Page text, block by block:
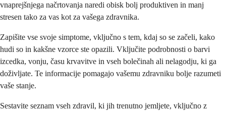
vnaprejšnjega načrtovanja naredi obisk bolj produktiven in manj
stresen tako za vas kot za vašega zdravnika.
Zapišite vse svoje simptome, vključno s tem, kdaj so se začeli, kako
hudi so in kakšne vzorce ste opazili. Vključite podrobnosti o barvi
izcedka, vonju, času krvavitve in vseh bolečinah ali nelagodju, ki ga
doživljate. Te informacije pomagajo vašemu zdravniku bolje razumeti
vaše stanje.
Sestavite seznam vseh zdravil, ki jih trenutno jemljete, vključno z